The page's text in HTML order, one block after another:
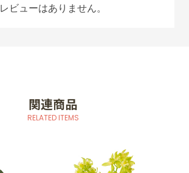
レビューはありません。
関連商品
RELATED ITEMS